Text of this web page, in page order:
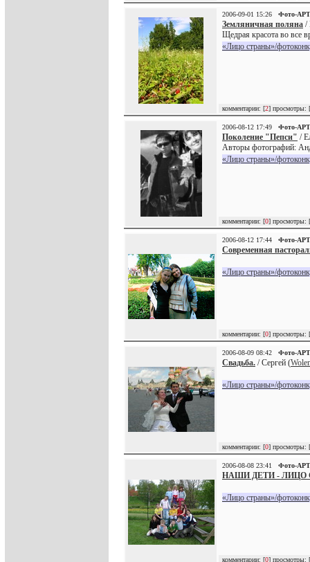
2006-09-01 15:26 Фото-АРТ
Земляничная поляна /
Щедрая красота во все
«Лицо страны»/
комментарии: [2] просмотры: [
2006-08-12 17:49 Фото-АРТ
Поколение "Пепси" /
Авторы фотографий:
«Лицо страны»/
комментарии: [0] просмотры: [
2006-08-12 17:44 Фото-АРТ
Современная
«Лицо страны»/
комментарии: [0] просмотры: [
2006-08-09 08:42 Фото-АРТ
Свадьба. / Сергей (
«Лицо страны»/
комментарии: [0] просмотры: [
2006-08-08 23:41 Фото-АРТ
НАШИ ДЕТИ - ЛИЦО
«Лицо страны»/
комментарии: [0] просмотры: [